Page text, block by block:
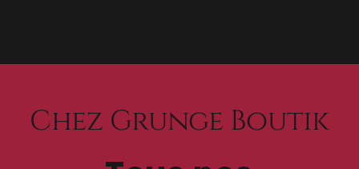
Chez Grunge Boutik